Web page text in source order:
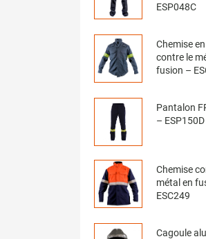
ESP048C
Chemise
contre le
fusion –
Pantalon
– ESP150D
Chemise
métal en
ESC249
Cagoule